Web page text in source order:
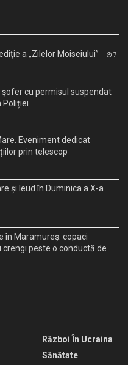
a „Zilelor Moiseiului” 7
cu permisul suspendat
Poliției
Eveniment dedicat
prin telescop
și Ieud în Duminica a X-a
în Maramureș: copaci
peste o conductă de
Război În Ucraina
Sănătate